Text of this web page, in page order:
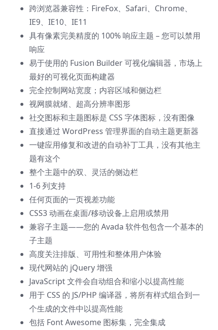
跨浏览器兼容性：FireFox、Safari、Chrome、
IE9、IE10、IE11
具有像素完美精度的 100% 响应主题 – 您可以禁用
响应
易于使用的 Fusion Builder 可视化编辑器，市场上
最好的可视化页面构建器
完全控制网站宽度；内容区域和侧边栏
视网膜就绪、超高分辨率图形
社交图标和主题图标是 CSS 字体图标，没有图像
直接通过 WordPress 管理界面的自动主题更新器
一键应用修复和改进的自动补丁工具，没有其他主
题有这个
整个主题中的双、灵活的侧边栏
1-6 列支持
任何页面的一页视差功能
CSS3 动画在桌面/移动设备上启用或禁用
兼容子主题——您的 Avada 软件包包含一个基本的
子主题
高度关注排版、可用性和整体用户体验
现代网站的 jQuery 增强
JavaScript 文件会自动组合和缩小以提高性能
用于 CSS 的 JS/PHP 编译器，将所有样式组合到一
个生成的文件中以提高性能
包括 Font Awesome 图标集，完全集成